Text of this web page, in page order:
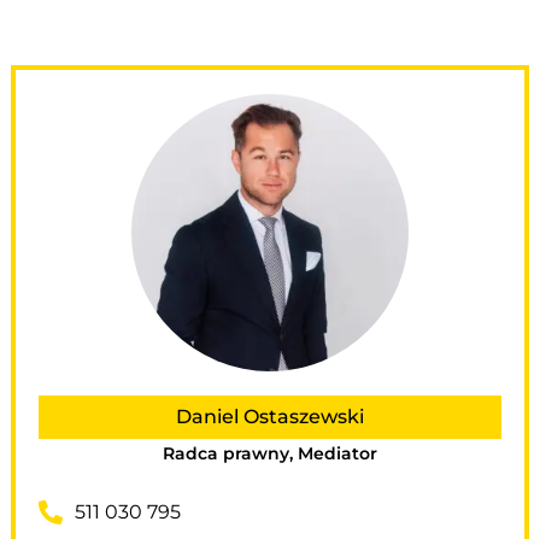
Daniel Ostaszewski
Radca prawny, Mediator
511 030 795